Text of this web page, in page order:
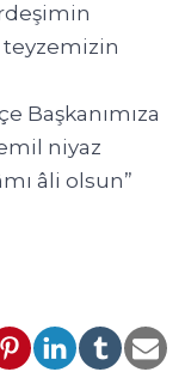
teyzemizin
Başkanımıza
niyaz
âli olsun”